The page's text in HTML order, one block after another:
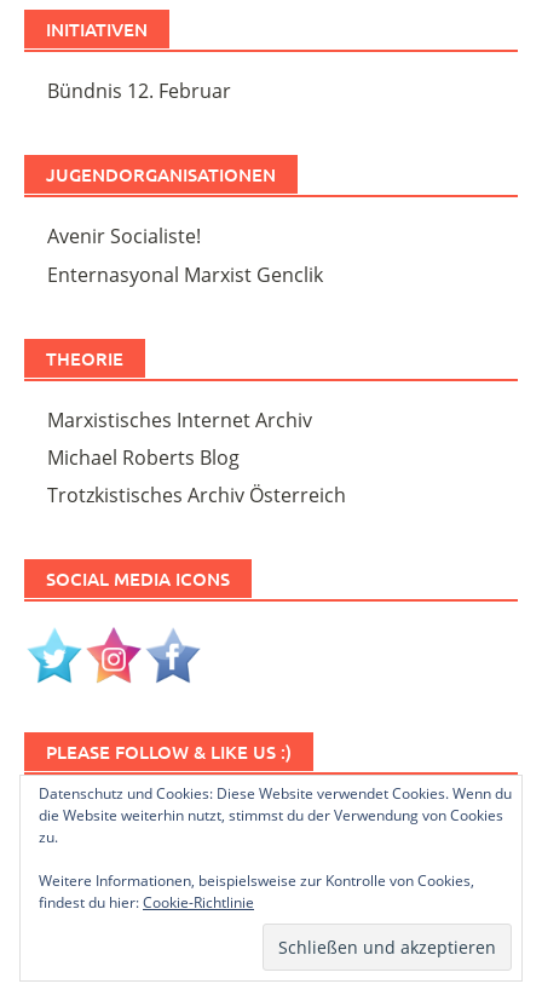
INITIATIVEN
Bündnis 12. Februar
JUGENDORGANISATIONEN
Avenir Socialiste!
Enternasyonal Marxist Genclik
THEORIE
Marxistisches Internet Archiv
Michael Roberts Blog
Trotzkistisches Archiv Österreich
SOCIAL MEDIA ICONS
PLEASE FOLLOW & LIKE US :)
NEWSLETTER ABONNIEREN
Datenschutz und Cookies: Diese Website verwendet Cookies. Wenn du
die Website weiterhin nutzt, stimmst du der Verwendung von Cookies
zu.
Weitere Informationen, beispielsweise zur Kontrolle von Cookies,
findest du hier:Cookie-Richtlinie